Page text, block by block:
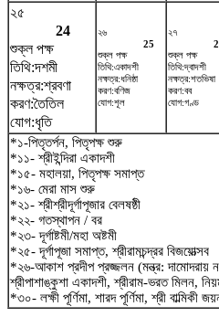
২৫
24
শুক্ল পক্ষ
তিথি:দশমী
নক্ষত্র:শ্রবণা
করণ:তৈতিল
যোগ:ধৃতি
২৬
25
শুক্ল পক্ষ
তিথি:একাদশী
নক্ষত্র:ধনিষ্ঠা
করণ:বণিজ
যোগ:শূল
২৭
শুক্ল পক্ষ
তিথি:দ্বাদশী
নক্ষত্র:শতভিষ‌া
করণ:বব
যোগ:গণ্ড
*১-পিতৃতর্পন, পিতৃপক্ষ শুরু
*১১- শ্রীইন্দিরা একাদশী
*১৫- মহালয়া, পিতৃপক্ষ সমাপ্ত
*১৬- মেরা মাস শুরু
*২১- শ্রীশ্রীদূর্গাপূজার বেলষষ্ঠী
*২২- গতস্থাপন / বর
*২৩- দূর্গাষ্টমী/মহা অষ্টমী
*২৫- দূর্গাপূজা সমাপ্ত, শ্রীরামচন্দ্রর বিজয়োত্সব
*২৬-আকাশ প্রদীপ প্রজ্জলন (মন্ত্র: দামোদরায়
শ্রীপাশাঙ্কুশা একাদশী, শ্রীরাম-ভরত মিলন,
*৩০- লক্ষী পূর্ণিমা, শারদ পূর্ণিমা, শ্রী